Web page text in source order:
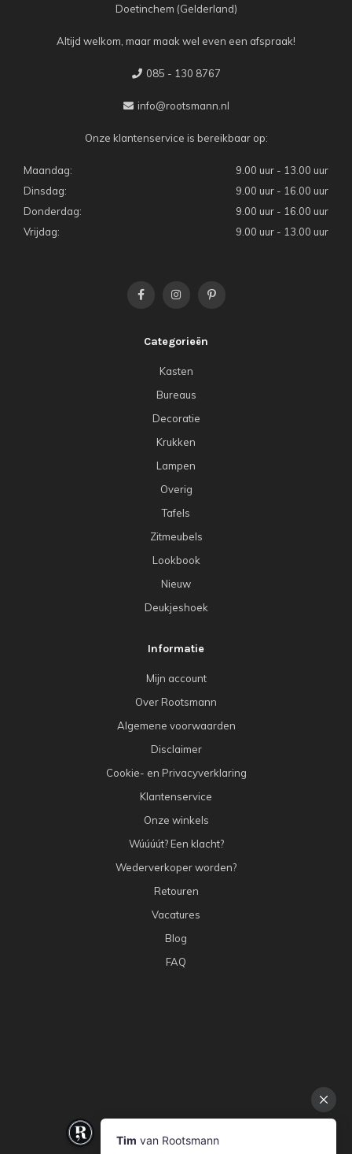
Doetinchem (Gelderland)
Altijd welkom, maar maak wel even een afspraak!
085 - 130 8767
info@rootsmann.nl
Onze klantenservice is bereikbaar op:
Maandag:
9.00 uur - 13.00 uur
Dinsdag:
9.00 uur - 16.00 uur
Donderdag:
9.00 uur - 16.00 uur
Vrijdag:
9.00 uur - 13.00 uur
Categorieën
Kasten
Bureaus
Decoratie
Krukken
Lampen
Overig
Tafels
Zitmeubels
Lookbook
Nieuw
Deukjeshoek
Informatie
Mijn account
Over Rootsmann
Algemene voorwaarden
Disclaimer
Cookie- en Privacyverklaring
Klantenservice
Onze winkels
Wúúúút? Een klacht?
Wederverkoper worden?
Retouren
Vacatures
Blog
FAQ